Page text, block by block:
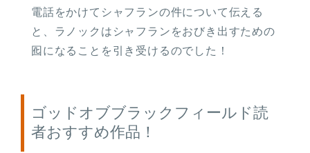
電話をかけてシャフランの件について伝える
と、ラノックはシャフランをおびき出すための
囮になることを引き受けるのでした！
ゴッドオブブラックフィールド読
者おすすめ作品！